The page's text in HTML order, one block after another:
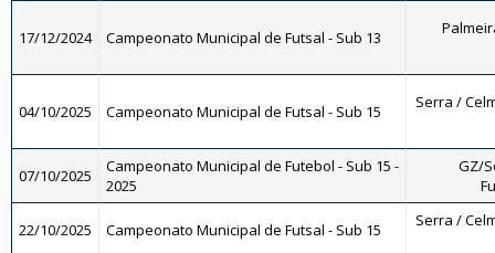
17/12/2024 Campeonato Municipal de Futsal - Sub 13
04/10/2025 Campeonato Municipal de Futsal - Sub 15 Serra /
07/10/2025
Campeonato Municipal de Futebol - Sub 15 -
2025
GZ/
22/10/2025 Campeonato Municipal de Futsal - Sub 15 Serra /